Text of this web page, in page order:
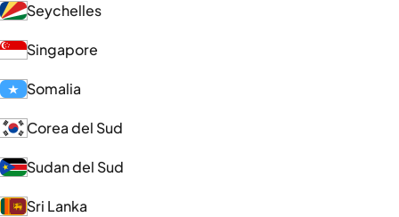
Seychelles
Singapore
Somalia
Corea del Sud
Sudan del Sud
Sri Lanka